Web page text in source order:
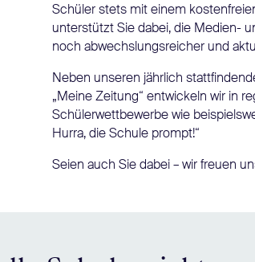
Schüler stets mit einem
unterstützt Sie dabei, die Medien-
noch abwechslungsreicher und
Neben unseren jährlich
„Meine Zeitung“ entwickeln wir in
Schülerwettbewerbe wie
Hurra, die Schule prompt!“
Seien auch Sie dabei – wir freuen